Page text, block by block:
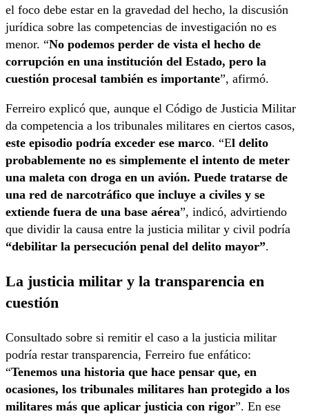
el foco debe estar en la gravedad del hecho, la discusión
jurídica sobre las competencias de investigación no es
menor. “No podemos perder de vista el hecho de
corrupción en una institución del Estado, pero la
cuestión procesal también es importante”, afirmó.
Ferreiro explicó que, aunque el Código de Justicia Militar
da competencia a los tribunales militares en ciertos casos,
este episodio podría exceder ese marco. “El delito
probablemente no es simplemente el intento de meter
una maleta con droga en un avión. Puede tratarse de
una red de narcotráfico que incluye a civiles y se
extiende fuera de una base aérea”, indicó, advirtiendo
que dividir la causa entre la justicia militar y civil podría
“debilitar la persecución penal del delito mayor”.
La justicia militar y la transparencia en
cuestión
Consultado sobre si remitir el caso a la justicia militar
podría restar transparencia, Ferreiro fue enfático:
“Tenemos una historia que hace pensar que, en
ocasiones, los tribunales militares han protegido a los
militares más que aplicar justicia con rigor”. En ese